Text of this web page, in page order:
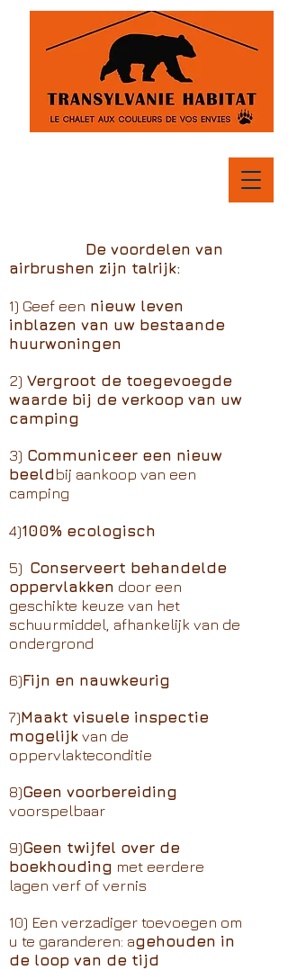
De voordelen van
airbrushen zijn talrijk:
1) Geef een nieuw leven
inblazen van uw bestaande
huurwoningen
2) Vergroot de toegevoegde
waarde bij de verkoop van uw
camping
3) Communiceer een nieuw
beeldbij aankoop van een
camping
4)100% ecologisch
5) Conserveert behandelde
oppervlakken door een
geschikte keuze van het
schuurmiddel, afhankelijk van de
ondergrond
6)Fijn en nauwkeurig
7)Maakt visuele inspectie
mogelijk van de
oppervlakteconditie
8)Geen voorbereiding
voorspelbaar
9)Geen twijfel over de
boekhouding met eerdere
lagen verf of vernis
10) Een verzadiger toevoegen om
u te garanderen: agehouden in
de loop van de tijd